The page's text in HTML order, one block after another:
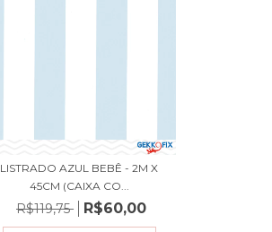
LISTRADO AZUL BEBÊ - 2M X
45CM (CAIXA CO...
R$119,75 R$60,00